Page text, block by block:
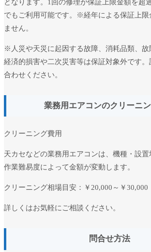
となります。1回の修理が保証上限金額を超
でもご利用可能です。※経年による保証上限
ません。
※人災や天災に起因する故障、消耗品類、故
経済的損害や二次災害等は保証対象外です
合わせください。
業務用エアコンのクリーニ
クリーニング費用
天カセなどの業務用エアコンは、機種・設置
作業難易度によって金額が変動します。
クリーニング相場目安： ￥20,000～￥30,000
詳しくはお気軽にご相談ください。
問合せ方法